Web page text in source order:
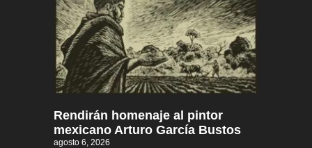
Rendirán homenaje al pintor
mexicano Arturo García Bustos
agosto 6, 2026